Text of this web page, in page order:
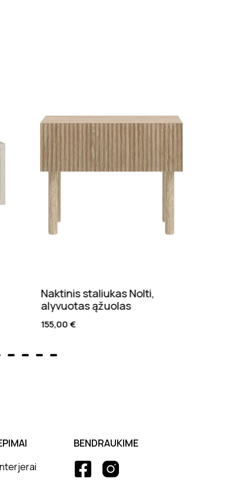
Naktinis staliukas Nolti,
alyvuotas ąžuolas
155,00€
BENDRAUKIME